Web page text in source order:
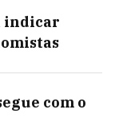
indicar
com o